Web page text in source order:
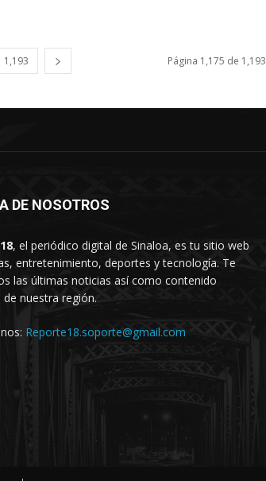
1,193 Página 1,175 de 1,193
DE NOSOTROS
, el periódico digital de Sinaloa, es tu sitio web
entretenimiento, deportes y tecnología. Te
las últimas noticias así como contenido
de nuestra región.
Reporte18.soporte@gmail.com